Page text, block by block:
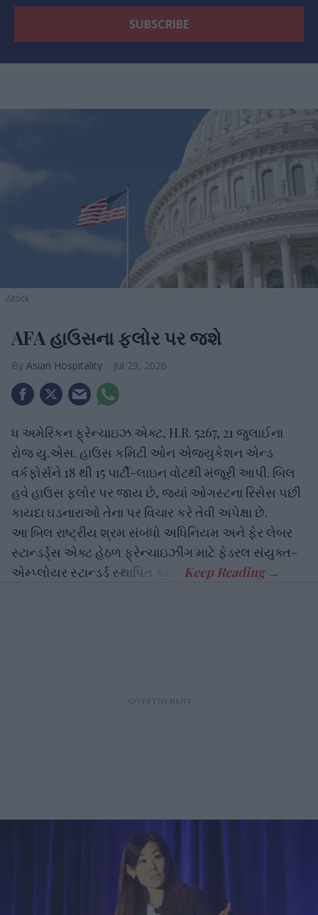
iStock
AFA હાઉસના ફ્લોર પર જશે
Asian Hospitality Jul 29, 2026
ધ અમેરિકન ફ્રેન્ચાઇઝ એક્ટ, H.R. 5267, 21 જુલાઈના
રોજ યુ.એસ. હાઉસ કમિટી ઓન એજ્યુકેશન એન્ડ
વર્કફોર્સને 18 થી 15 પાર્ટી-લાઇન વોટથી મંજૂરી આપી. બિલ
હવે હાઉસ ફ્લોર પર જાય છે, જ્યાં ઓગસ્ટના રિસેસ પછી
કાયદા ઘડનારાઓ તેના પર વિચાર કરે તેવી અપેક્ષા છે.
આ બિલ રાષ્ટ્રીય શ્રમ સંબંધો અધિનિયમ અને ફેર લેબર
સ્ટાન્ડર્ડ્સ એક્ટ હેઠળ ફ્રેન્ચાઇઝીંગ માટે ફેડરલ સંયુક્ત-
એમ્પ્લોયર સ્ટાન્ડર્ડ સ્થાપિત કરશે.